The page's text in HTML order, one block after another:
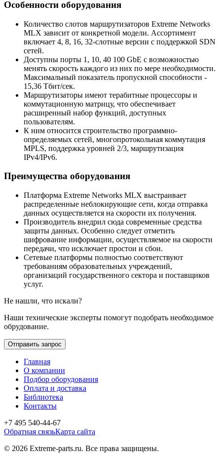
Особенности оборудования
Количество слотов маршрутизаторов Extreme Networks
MLX зависит от конкретной модели. Ассортимент
включает 4, 8, 16, 32-слотные версии с поддержкой SDN
сетей.
Доступны порты 1, 10, 40 100 GbE с возможностью
менять скорость каждого из них по мере необходимости.
Максимальный показатель пропускной способности -
15,36 Тбит/сек.
Маршрутизаторы имеют терабитные процессоры и
коммутационную матрицу, что обеспечивает
расширенный набор функций, доступных
пользователям.
К ним относится строительство программно-
определяемых сетей, многопротокольная коммутация
MPLS, поддержка уровней 2/3, маршрутизация
IPv4/IPv6.
Преимущества оборудования
Платформа Extreme Networks MLX выстраивает
распределенные неблокирующие сети, когда отправка
данных осуществляется на скорости их получения.
Производитель внедрил сюда современные средства
защиты данных. Особенно следует отметить
шифрование информации, осуществляемое на скорости
передачи, что исключает простои и сбои.
Сетевые платформы полностью соответствуют
требованиям образовательных учреждений,
организаций государственного сектора и поставщиков
услуг.
Не нашли, что искали?
Наши технические эксперты помогут подобрать необходимое
обрудование.
Отправить запрос
Главная
О компании
Подбор оборудования
Оплата и доставка
Библиотека
Контакты
+7 495 540-44-67
Обратная связьКарта сайта
© 2026 Extreme-parts.ru. Все права защищены.